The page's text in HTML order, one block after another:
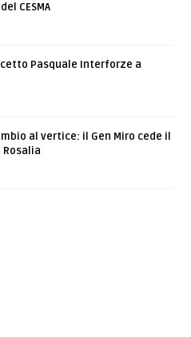
CESMA
Pasquale Interforze a
al vertice: il Gen Miro cede il
Rosalia